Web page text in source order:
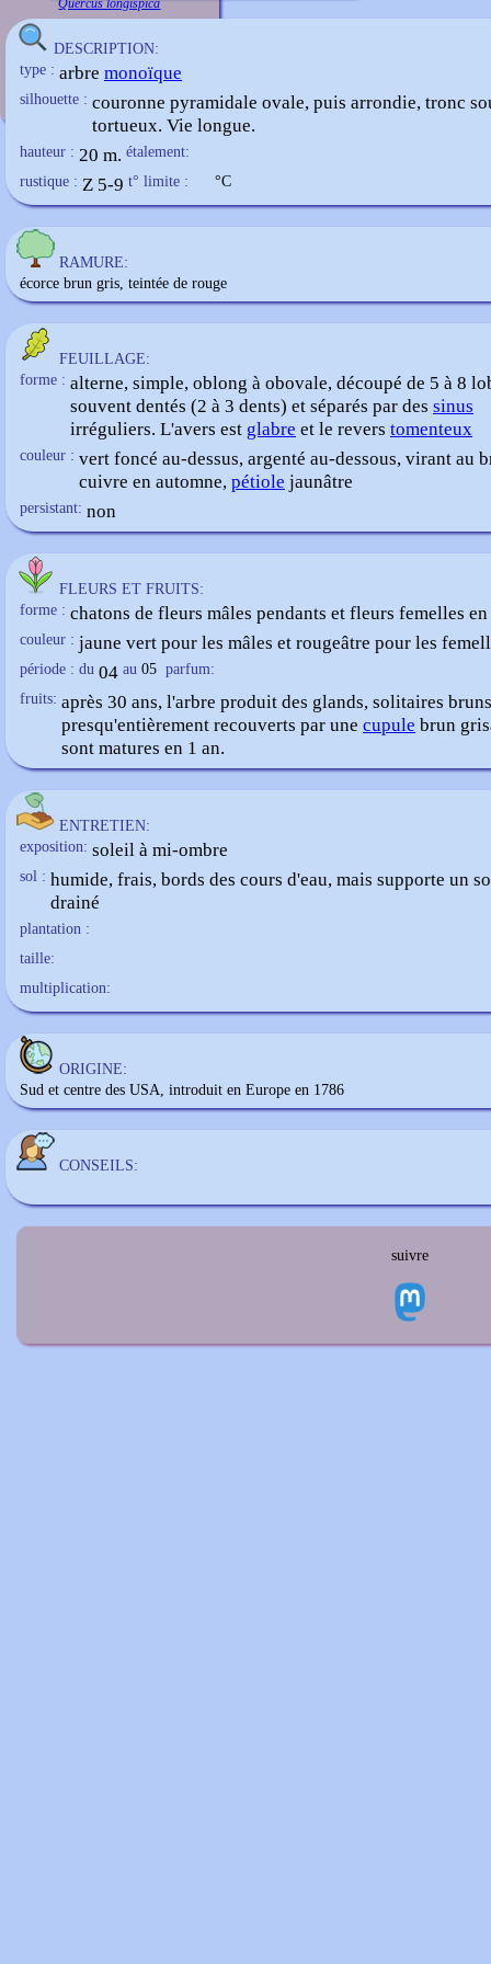
Quercus longispica
DESCRIPTION:
type : arbre monoïque
silhouette : couronne pyramidale ovale, puis arrondie, tronc
tortueux. Vie longue.
hauteur : 20 m. étalement:
rustique : Z 5-9 t° limite : °C
RAMURE:
écorce brun gris, teintée de rouge
FEUILLAGE:
forme : alterne, simple, oblong à obovale, découpé de 5 à 8
souvent dentés (2 à 3 dents) et séparés par des sinus
irréguliers. L'avers est glabre et le revers tomenteux
couleur : vert foncé au-dessus, argenté au-dessous, virant au
cuivre en automne, pétiole jaunâtre
persistant: non
FLEURS ET FRUITS:
forme : chatons de fleurs mâles pendants et fleurs femelles
couleur : jaune vert pour les mâles et rougeâtre pour les
période : du 04 au 05 parfum:
fruits: après 30 ans, l'arbre produit des glands, solitaires
presqu'entièrement recouverts par une cupule brun
sont matures en 1 an.
ENTRETIEN:
exposition: soleil à mi-ombre
sol : humide, frais, bords des cours d'eau, mais supporte un
drainé
plantation :
taille:
multiplication:
ORIGINE:
Sud et centre des USA, introduit en Europe en 1786
CONSEILS:
suivre